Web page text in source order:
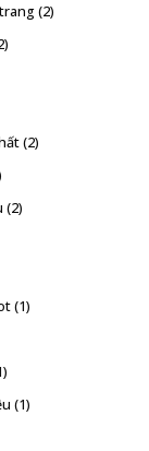
(2)
(2)
(2)
(1)
(1)